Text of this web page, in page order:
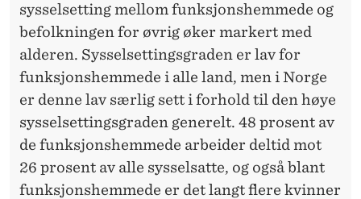
sysselsetting mellom funksjonshemmede og
befolkningen for øvrig øker markert med
alderen. Sysselsettingsgraden er lav for
funksjonshemmede i alle land, men i Norge
er denne lav særlig sett i forhold til den høye
sysselsettingsgraden generelt. 48 prosent av
de funksjonshemmede arbeider deltid mot
26 prosent av alle sysselsatte, og også blant
funksjonshemmede er det langt flere kvinner